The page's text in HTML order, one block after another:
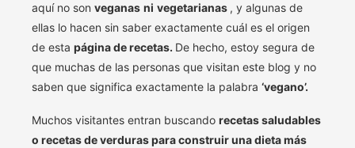
aquí no son veganas ni vegetarianas , y algunas de
ellas lo hacen sin saber exactamente cuál es el origen
de esta página de recetas. De hecho, estoy segura de
que muchas de las personas que visitan este blog y no
saben que significa exactamente la palabra ‘vegano’.
Muchos visitantes entran buscando recetas saludables
o recetas de verduras para construir una dieta más